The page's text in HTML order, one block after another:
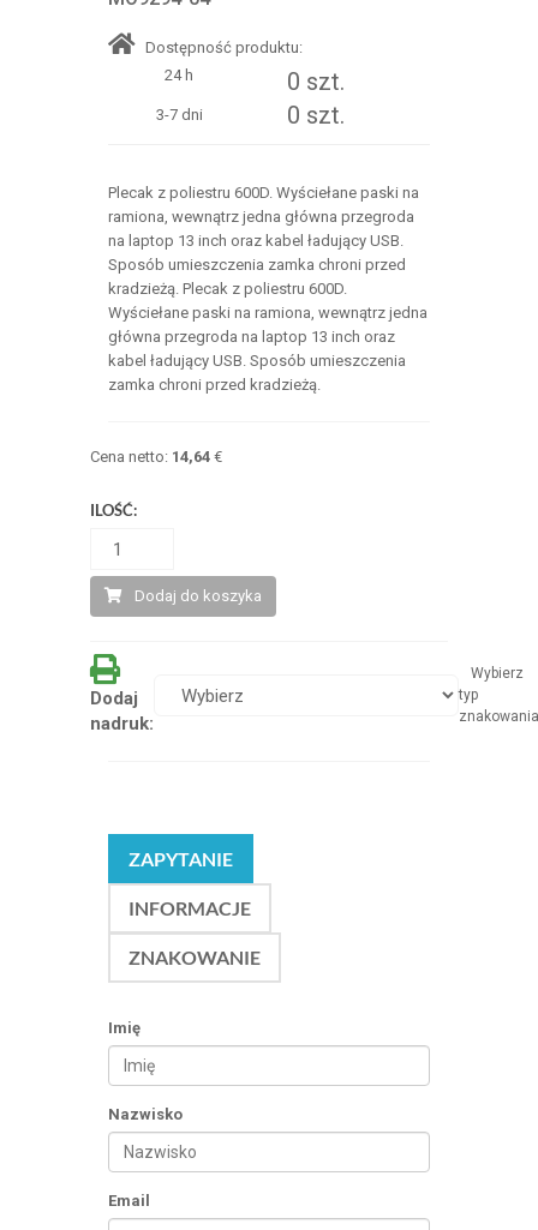
Dostępność produktu:
24 h
0 szt.
3-7 dni 0 szt.
Plecak z poliestru 600D. Wyściełane paski na
ramiona, wewnątrz jedna główna przegroda
na laptop 13 inch oraz kabel ładujący USB.
Sposób umieszczenia zamka chroni przed
kradzieżą. Plecak z poliestru 600D.
Wyściełane paski na ramiona, wewnątrz jedna
główna przegroda na laptop 13 inch oraz
kabel ładujący USB. Sposób umieszczenia
zamka chroni przed kradzieżą.
Cena netto: 14,64€
ILOŚĆ:
Dodaj do koszyka
Dodaj
nadruk:
Wybierz
typ
znakowania
ZAPYTANIE
INFORMACJE
ZNAKOWANIE
Imię
Nazwisko
Email